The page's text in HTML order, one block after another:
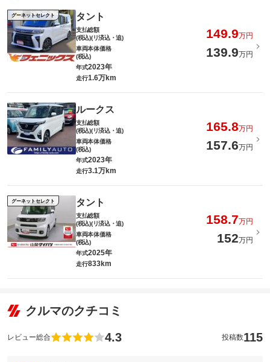
グーネットセレクト タント
支払総額
(税込)(リ済込・追)
149.9万円
車両本体価格
(税込)
139.9万円
年式2023年
走行1.6万km
ルークス
支払総額
(税込)(リ済込・追)
165.8万円
車両本体価格
(税込)
157.6万円
年式2023年
走行3.1万km
グーネットセレクト タント
支払総額
(税込)(リ済込・追)
158.7万円
車両本体価格
(税込)
152万円
年式2025年
走行833km
クルマのクチコミ
レビュー総合 4.3 投稿数115